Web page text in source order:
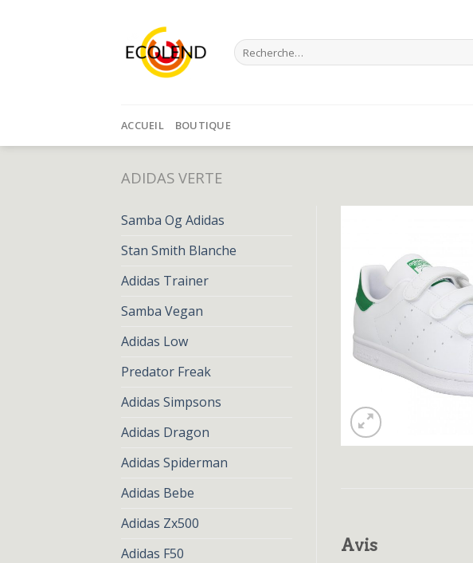
Recherche
pour :
ACCUEIL BOUTIQUE
ADIDAS VERTE
Samba Og Adidas
Stan Smith Blanche
Adidas Trainer
Samba Vegan
Adidas Low
Predator Freak
Adidas Simpsons
Adidas Dragon
Adidas Spiderman
Adidas Bebe
Adidas Zx500
Adidas F50
Avis